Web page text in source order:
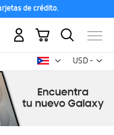
de crédito.
USD -
dólar
Mi carrito